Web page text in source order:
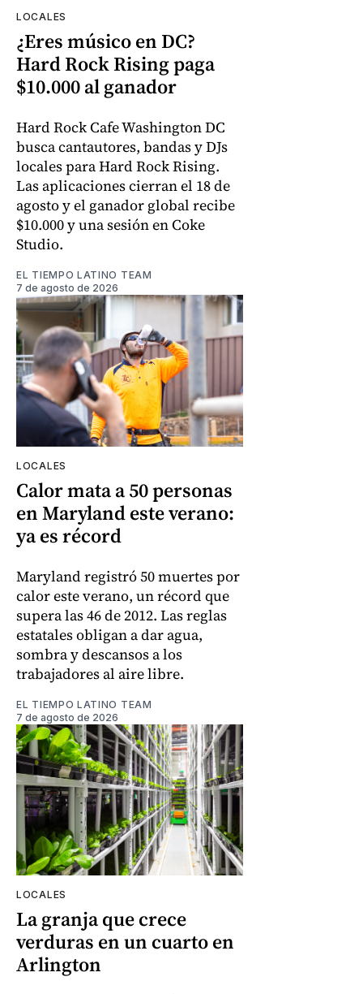
LOCALES
¿Eres músico en DC?
Hard Rock Rising paga
$10.000 al ganador
Hard Rock Cafe Washington DC
busca cantautores, bandas y DJs
locales para Hard Rock Rising.
Las aplicaciones cierran el 18 de
agosto y el ganador global recibe
$10.000 y una sesión en Coke
Studio.
EL TIEMPO LATINO TEAM
7 de agosto de 2026
LOCALES
Calor mata a 50 personas
en Maryland este verano:
ya es récord
Maryland registró 50 muertes por
calor este verano, un récord que
supera las 46 de 2012. Las reglas
estatales obligan a dar agua,
sombra y descansos a los
trabajadores al aire libre.
EL TIEMPO LATINO TEAM
7 de agosto de 2026
LOCALES
La granja que crece
verduras en un cuarto en
Arlington